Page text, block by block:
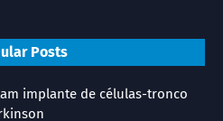
Posts
implante de células-tronco